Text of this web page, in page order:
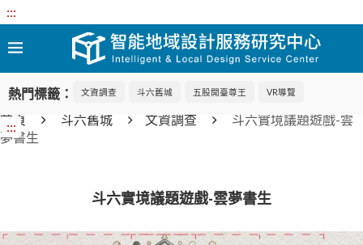
:::
熱門標籤： 文資調查 斗六舊城 五股開臺尊王 VR導覽
:::
首頁 斗六舊城 文資調查
斗六實境議題遊戲-雲
夢書生
斗六實境議題遊戲-雲夢書生